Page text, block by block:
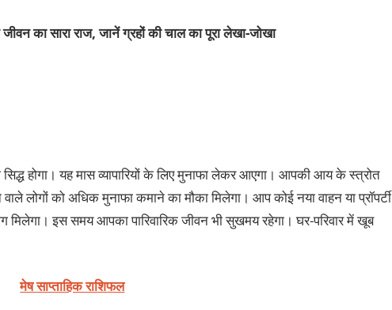
का सारा राज, जानें ग्रहों की चाल का पूरा लेखा-जोखा
होगा। यह मास व्यापारियों के लिए मुनाफा लेकर आएगा। आपकी आय के स्त्रोत
को अधिक मुनाफा कमाने का मौका मिलेगा। आप कोई नया वाहन या प्रॉपर्टी
इस समय आपका पारिवारिक जीवन भी सुखमय रहेगा। घर-परिवार में खूब
मेष साप्ताहिक राशिफल